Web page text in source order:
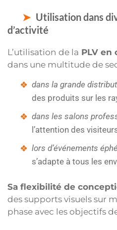
Utilisation dans
d’activité
L’utilisation de la PLV en
dans une multitude de
dans la grande
des produits sur les
dans les salons
l’attention des
lors d’événements
s’adapte à tous les
Sa flexibilité de
des supports visuels sur
phase avec les objectifs